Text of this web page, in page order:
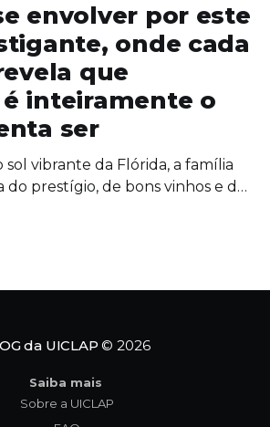
envolver por este
onde cada
que
inteiramente o
ser
sol vibrante da Flórida, a família
prestígio, de bons vinhos e de
da mansão, segredos
da UICLAP © 2026
Saiba mais
Sobre a UICLAP